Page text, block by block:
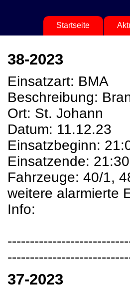
Startseite
38-2023
Einsatzart: BMA
Beschreibung:
Ort: St. Johann
Datum: 11.12.23
Einsatzbeginn:
Einsatzende: 21:30
Fahrzeuge: 40/1,
weitere alarmierte
Info:
37-2023